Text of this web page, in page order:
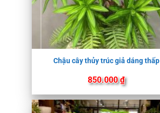
Chậu cây thủy trúc giả dáng thấp
850.000₫